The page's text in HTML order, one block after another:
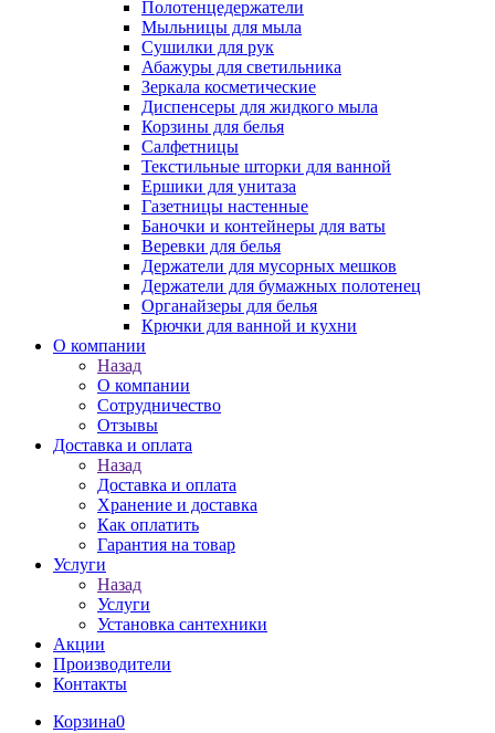
Полотенцедержатели
Мыльницы для мыла
Сушилки для рук
Абажуры для светильника
Зеркала косметические
Диспенсеры для жидкого мыла
Корзины для белья
Салфетницы
Текстильные шторки для ванной
Ершики для унитаза
Газетницы настенные
Баночки и контейнеры для ваты
Веревки для белья
Держатели для мусорных мешков
Держатели для бумажных полотенец
Органайзеры для белья
Крючки для ванной и кухни
О компании
Назад
О компании
Сотрудничество
Отзывы
Доставка и оплата
Назад
Доставка и оплата
Хранение и доставка
Как оплатить
Гарантия на товар
Услуги
Назад
Услуги
Установка сантехники
Акции
Производители
Контакты
Корзина0